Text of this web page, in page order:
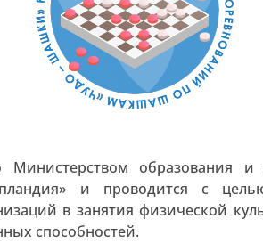
Министерством образования
и проводится с
в занятия физической
способностей.